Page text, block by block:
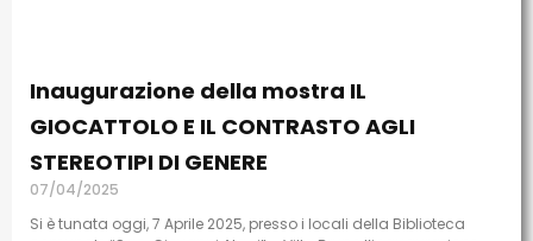
Inaugurazione della mostra IL
GIOCATTOLO E IL CONTRASTO AGLI
STEREOTIPI DI GENERE
07/04/2025
Si è tunata oggi, 7 Aprile 2025, presso i locali della Biblioteca